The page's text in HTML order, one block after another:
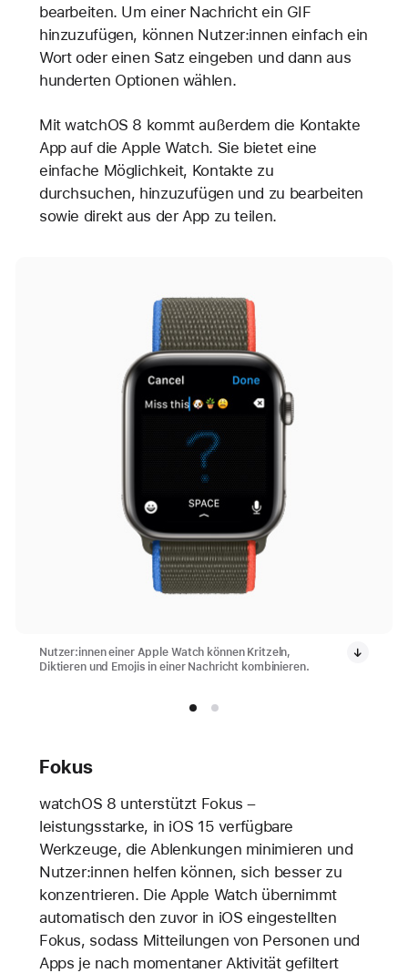
bearbeiten. Um einer Nachricht ein GIF
hinzuzufügen, können Nutzer:innen einfach ein
Wort oder einen Satz eingeben und dann aus
hunderten Optionen wählen.
Mit watchOS 8 kommt außerdem die Kontakte
App auf die Apple Watch. Sie bietet eine
einfache Möglichkeit, Kontakte zu
durchsuchen, hinzuzufügen und zu bearbeiten
sowie direkt aus der App zu teilen.
Nutzer:innen einer Apple Watch können Kritzeln,
Diktieren und Emojis in einer Nachricht kombinieren.
Fokus
watchOS 8 unterstützt Fokus –
leistungsstarke, in iOS 15 verfügbare
Werkzeuge, die Ablenkungen minimieren und
Nutzer:innen helfen können, sich besser zu
konzentrieren. Die Apple Watch übernimmt
automatisch den zuvor in iOS eingestellten
Fokus, sodass Mitteilungen von Personen und
Apps je nach momentaner Aktivität gefiltert